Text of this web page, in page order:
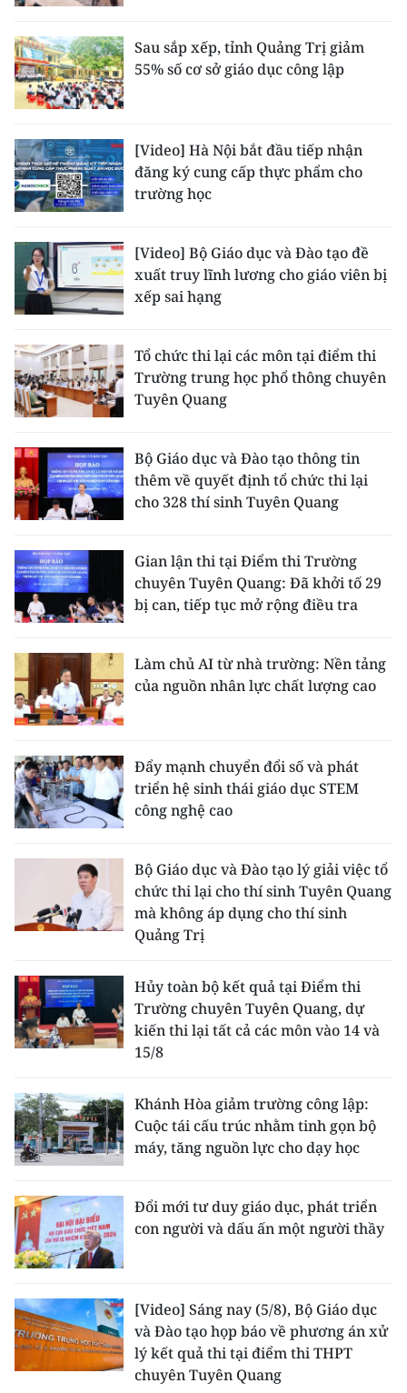
Sau sắp xếp, tỉnh Quảng Trị giảm
55% số cơ sở giáo dục công lập
[Video] Hà Nội bắt đầu tiếp nhận
đăng ký cung cấp thực phẩm cho
trường học
[Video] Bộ Giáo dục và Đào tạo đề
xuất truy lĩnh lương cho giáo viên bị
xếp sai hạng
Tổ chức thi lại các môn tại điểm thi
Trường trung học phổ thông chuyên
Tuyên Quang
Bộ Giáo dục và Đào tạo thông tin
thêm về quyết định tổ chức thi lại
cho 328 thí sinh Tuyên Quang
Gian lận thi tại Điểm thi Trường
chuyên Tuyên Quang: Đã khởi tố 29
bị can, tiếp tục mở rộng điều tra
Làm chủ AI từ nhà trường: Nền tảng
của nguồn nhân lực chất lượng cao
Đẩy mạnh chuyển đổi số và phát
triển hệ sinh thái giáo dục STEM
công nghệ cao
Bộ Giáo dục và Đào tạo lý giải việc tổ
chức thi lại cho thí sinh Tuyên Quang
mà không áp dụng cho thí sinh
Quảng Trị
Hủy toàn bộ kết quả tại Điểm thi
Trường chuyên Tuyên Quang, dự
kiến thi lại tất cả các môn vào 14 và
15/8
Khánh Hòa giảm trường công lập:
Cuộc tái cấu trúc nhằm tinh gọn bộ
máy, tăng nguồn lực cho dạy học
Đổi mới tư duy giáo dục, phát triển
con người và dấu ấn một người thầy
[Video] Sáng nay (5/8), Bộ Giáo dục
và Đào tạo họp báo về phương án xử
lý kết quả thi tại điểm thi THPT
chuyên Tuyên Quang